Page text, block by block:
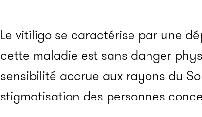
Le vitiligo se caractérise par une
cette maladie est sans danger
sensibilité accrue aux rayons du
stigmatisation des personnes